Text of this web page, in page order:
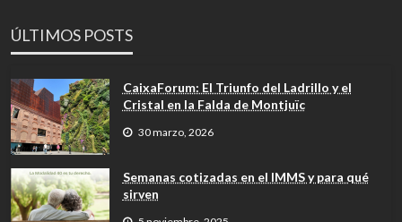
ÚLTIMOS POSTS
CaixaForum: El Triunfo del Ladrillo y el
Cristal en la Falda de Montjuïc
30 marzo, 2026
Semanas cotizadas en el IMMS y para qué
sirven